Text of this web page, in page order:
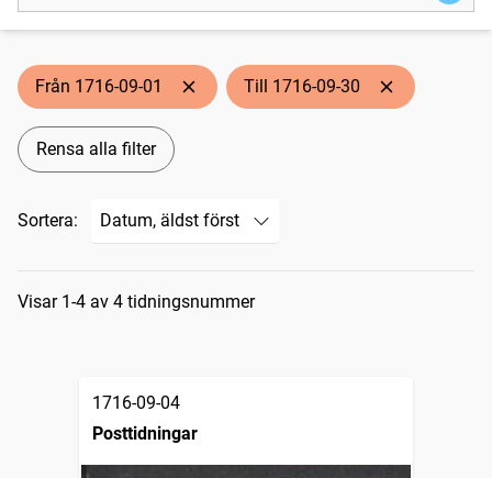
Från 1716-09-01 Till 1716-09-30
Rensa alla filter
Sortera:
Sökresultat
Visar 1-4 av 4 tidningsnummer
1716-09-04
Posttidningar